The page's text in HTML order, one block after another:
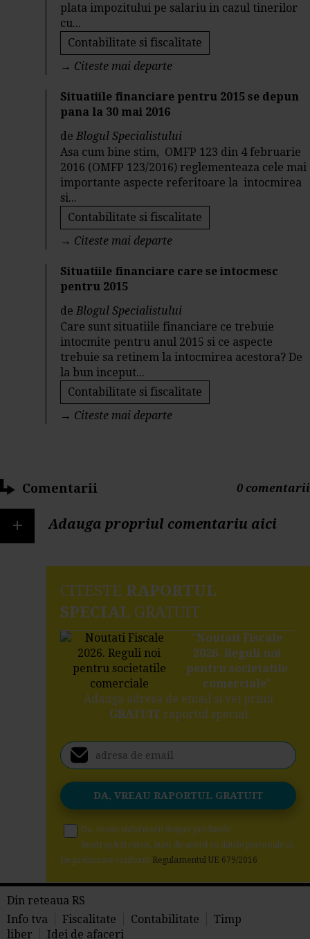
plata impozitului pe salariu in cazul tinerilor
cu...
Contabilitate si fiscalitate
→ Citeste mai departe
Situatiile financiare pentru 2015 se depun
pana la 30 mai 2016
deBlogul Specialistului
Asa cum bine stim, OMFP 123 din 4 februarie
2016 (OMFP 123/2016) reglementeaza cele mai
importante aspecte referitoare la intocmirea
si...
Contabilitate si fiscalitate
→ Citeste mai departe
Situatiile financiare care se intocmesc
pentru 2015
deBlogul Specialistului
Care sunt situatiile financiare ce trebuie
intocmite pentru anul 2015 si ce aspecte
trebuie sa retinem la intocmirea acestora? De
la bun inceput...
Contabilitate si fiscalitate
→ Citeste mai departe
Comentarii 0 comentarii
+ Adauga propriul comentariu aici
CITESTE RAPORTUL
SPECIAL GRATUIT
"Noutati Fiscale
2026. Reguli noi
pentru societatile
comerciale"
Adauga adresa de email si vei primi
GRATUITraportul special
Da, vreau informatii despre produsele
Rentrop&Straton. Sunt de acord ca datele personale sa
fie prelucrate conform Regulamentul UE 679/2016
Din reteaua RS
Info tva
Fiscalitate Contabilitate
Timp
liber
Idei de afaceri